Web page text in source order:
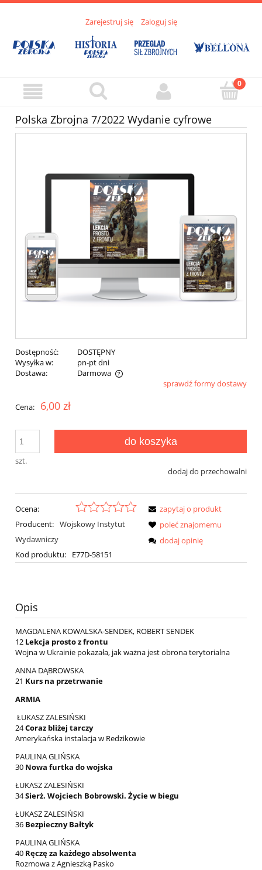
Zarejestruj się Zaloguj się
Polska Zbrojna 7/2022 Wydanie cyfrowe
Dostępność:
DOSTĘPNY
Wysyłka w:
pn-pt dni
Dostawa:
Darmowa
Cena nie zawiera ewentualnych kosztów płatnościsprawdź formy dostawy
Cena: 6,00 zł
szt.
do koszyka
dodaj do przechowalni
Ocena:
Producent: Wojskowy Instytut
Wydawniczy
Kod produktu:
E77D-58151
zapytaj o produkt
poleć znajomemu
dodaj opinię
Opis
MAGDALENA KOWALSKA-SENDEK, ROBERT SENDEK
12 Lekcja prosto z frontu
Wojna w Ukrainie pokazała, jak ważna jest obrona terytorialna
ANNA DĄBROWSKA
21 Kurs na przetrwanie
ARMIA
ŁUKASZ ZALESIŃSKI
24Coraz bliżej tarczy
Amerykańska instalacja w Redzikowie
PAULINA GLIŃSKA
30 Nowa furtka do wojska
ŁUKASZ ZALESIŃSKI
34Sierż. Wojciech Bobrowski. Życie w biegu
ŁUKASZ ZALESIŃSKI
36 Bezpieczny Bałtyk
PAULINA GLIŃSKA
40 Ręczę za każdego absolwenta
Rozmowa z Agnieszką Pasko